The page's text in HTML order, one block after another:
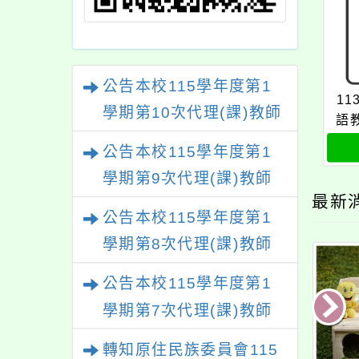
公告本校115學年度第1
學期第10次代理(課)教師
公告本校115學年度第1
學期第9次代理(課)教師
甄選結果(尚有缺額)
公告本校115學年度第1
學期第8次代理(課)教師
甄選結果(尚有缺額)
公告本校115學年度第1
學期第7次代理(課)教師
轉知原住民族委員會115
語
最新